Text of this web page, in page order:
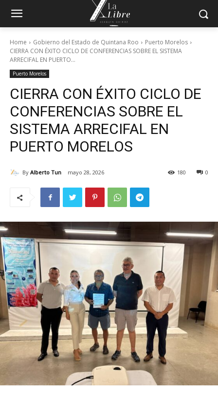
Home Gobierno del Estado de Quintana Roo
Puerto Morelos
CIERRA CON ÉXITO CICLO DE CONFERENCIAS SOBRE EL SISTEMA
ARRECIFAL EN PUERTO...
Puerto Morelos
CIERRA CON ÉXITO CICLO DE
CONFERENCIAS SOBRE EL
SISTEMA ARRECIFAL EN
PUERTO MORELOS
By Alberto Tun mayo 28, 2026 0
180